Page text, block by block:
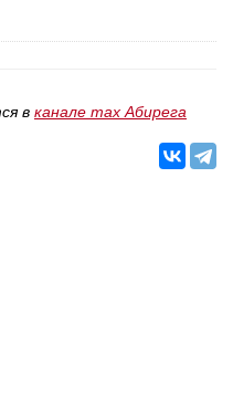
в канале max Абирега